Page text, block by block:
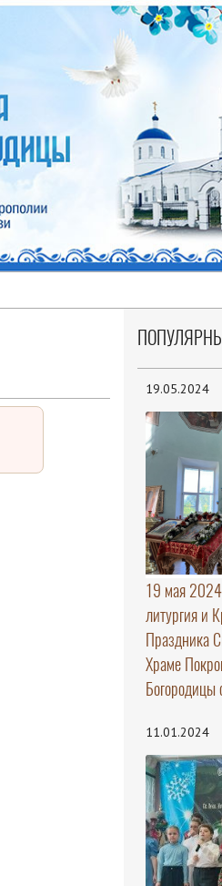
19.05.2024
19 мая
литургия и
Праздника
Храме
Богородицы
11.01.2024